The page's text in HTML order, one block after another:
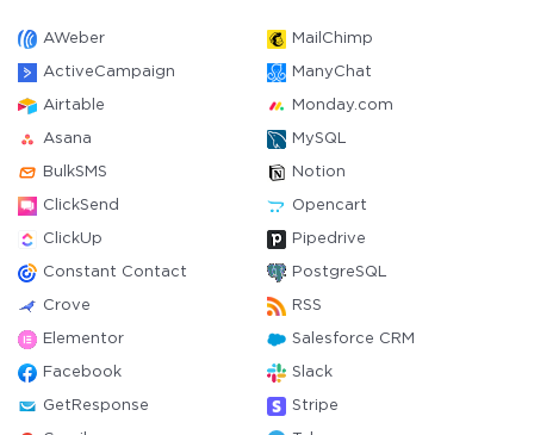
AWeber MailChimp
ActiveCampaign ManyChat
Airtable Monday.com
Asana MySQL
BulkSMS Notion
ClickSend Opencart
ClickUp Pipedrive
Constant Contact PostgreSQL
Crove RSS
Elementor Salesforce CRM
Facebook Slack
GetResponse Stripe